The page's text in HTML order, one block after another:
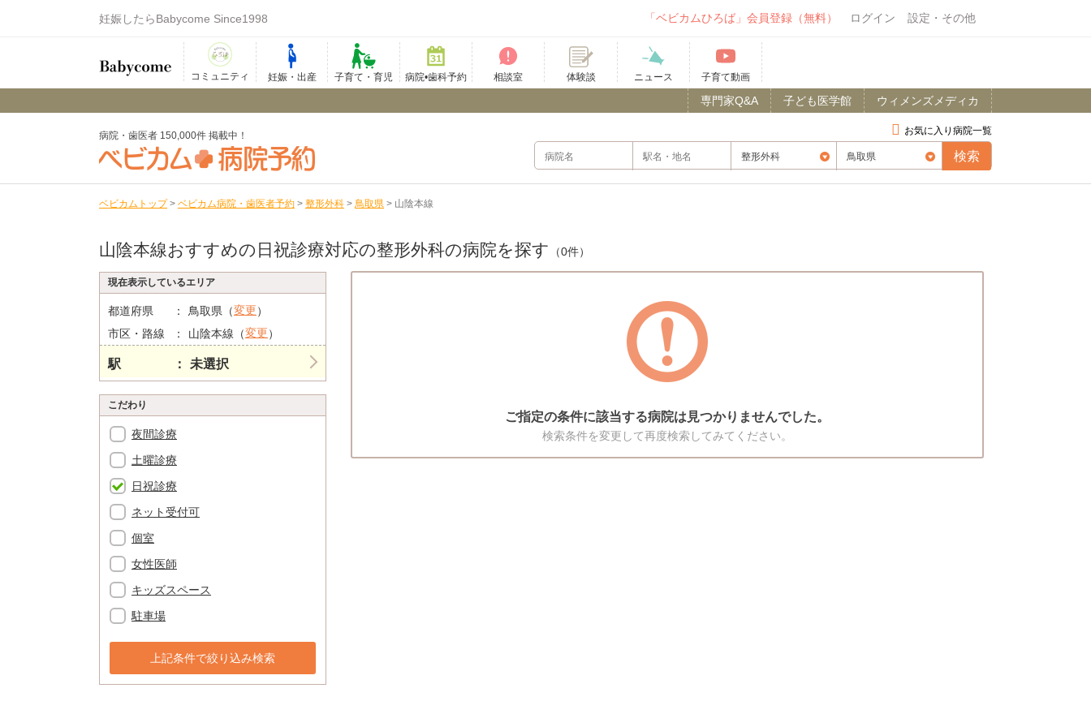
妊娠したらBabycome Since1998 「ベビカムひろば」会員登録（無料） ログイン 設定・その他
コミュニティ 妊娠・出産 子育て・育児 病院•歯科予約 相談室 体験談 ニュース 子育て動画
ウィメンズメディカ
子ども医学館
専門家Q&A
お気に入り病院一覧
病院・歯医者 150,000件 掲載中！
ベビカムトップ > ベビカム病院・歯医者予約 > 整形外科 > 鳥取県 > 山陰本線
山陰本線おすすめの日祝診療対応の整形外科の病院を探す （0件）
現在表示しているエリア
都道府県 鳥取県（変更）
市区・路線
山陰本線（変更）
駅 未選択
こだわり
夜間診療
土曜診療
日祝診療
ネット受付可
個室
女性医師
キッズスペース
駐車場
上記条件で絞り込み検索
ご指定の条件に該当する病院は見つかりませんでした。
検索条件を変更して再度検索してみてください。